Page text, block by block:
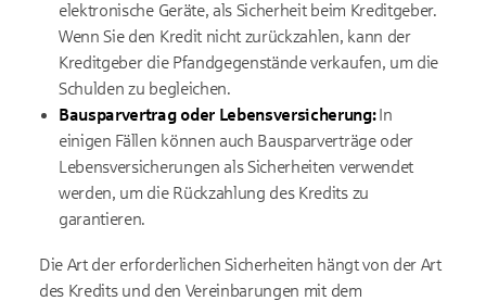
elektronische Geräte, als Sicherheit beim Kreditgeber.
Wenn Sie den Kredit nicht zurückzahlen, kann der
Kreditgeber die Pfandgegenstände verkaufen, um die
Schulden zu begleichen.
Bausparvertrag oder Lebensversicherung:In
einigen Fällen können auch Bausparverträge oder
Lebensversicherungen als Sicherheiten verwendet
werden, um die Rückzahlung des Kredits zu
garantieren.
Die Art der erforderlichen Sicherheiten hängt von der Art
des Kredits und den Vereinbarungen mit dem